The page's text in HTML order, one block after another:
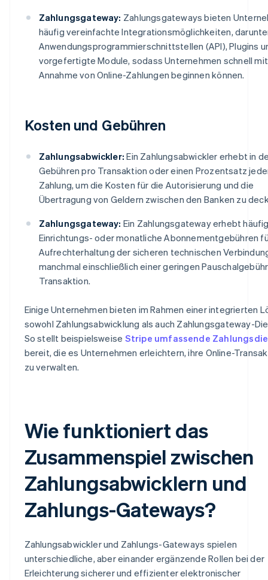
Zahlungsgateway: Zahlungsgateways bieten
häufig vereinfachte Integrationsmöglichkeiten,
Anwendungsprogrammierschnittstellen (API), Plugins
vorgefertigte Module, sodass Unternehmen schnell
Annahme von Online-Zahlungen beginnen können.
Kosten und Gebühren
Zahlungsabwickler: Ein Zahlungsabwickler erhebt in
Gebühren pro Transaktion oder einen Prozentsatz
Zahlung, um die Kosten für die Autorisierung und die
Übertragung von Geldern zwischen den Banken zu
Zahlungsgateway: Ein Zahlungsgateway erhebt
Einrichtungs- oder monatliche Abonnementgebühren
Aufrechterhaltung der sicheren technischen
manchmal einschließlich einer geringen
Transaktion.
Einige Unternehmen bieten im Rahmen einer integrierten
sowohl Zahlungsabwicklung als auch Zahlungsgateway-
So stellt beispielsweise Stripe umfassende
bereit, die es Unternehmen erleichtern, ihre Online-
zu verwalten.
Wie funktioniert das
Zusammenspiel zwischen
Zahlungsabwicklern und
Zahlungs-Gateways?
Zahlungsabwickler und Zahlungs-Gateways spielen
unterschiedliche, aber einander ergänzende Rollen bei der
Erleichterung sicherer und effizienter elektronischer